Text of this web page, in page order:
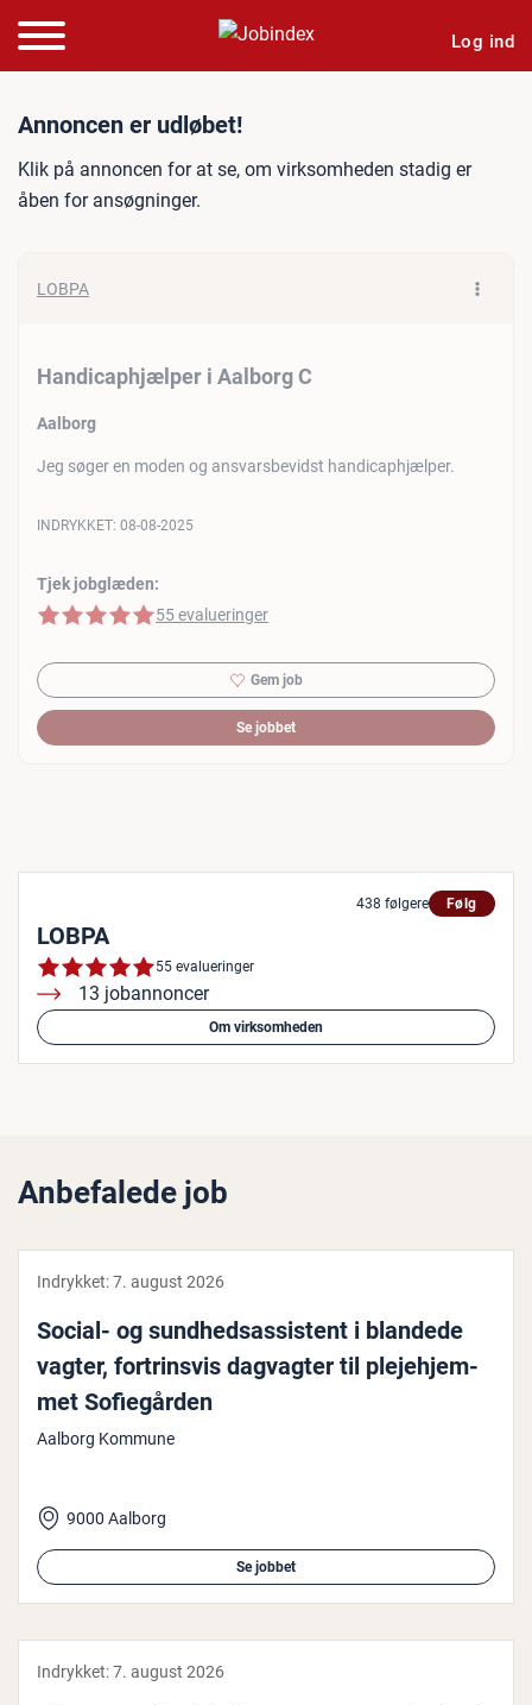
Log ind
Jobannonce:
Annoncen er udløbet!
Klik på annoncen for at se, om virksomheden stadig er
åben for ansøgninger.
LOBPA
Handicaphjælper i Aalborg C
Aalborg
Jeg søger en moden og ansvarsbevidst handicaphjælper.
Tjek jobglæden:
5 af 5 stjerner
55 evalueringer
INDRYKKET: 08-08-2025
Gem job
Se jobbet
438 følgere Følg
LOBPA
55 evalueringer
13 jobannoncer
Om virksomheden
Anbefalede job
Indrykket:7. august 2026
Social- og sund­heds­as­si­stent i blandede
vagter, for­trins­vis dagvagter til ple­je­hjem­
met So­fie­går­den
Aalborg Kommune
9000 Aalborg
Se jobbet
Indrykket:7. august 2026